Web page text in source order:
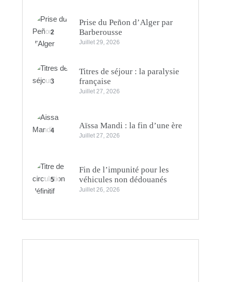
2
Prise du Peñon d’Alger par
Barberousse
Juillet 29, 2026
3
Titres de séjour : la paralysie
française
Juillet 27, 2026
4
Aïssa Mandi : la fin d’une ère
Juillet 27, 2026
5
Fin de l’impunité pour les
véhicules non dédouanés
Juillet 26, 2026